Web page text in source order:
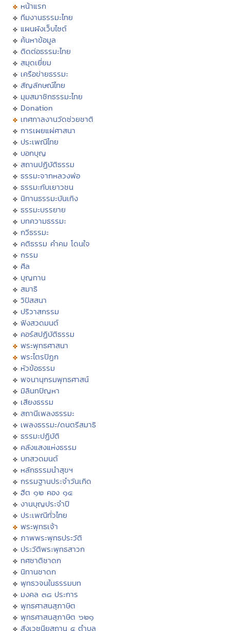
หน้าแรก
ทีมงานธรรมะไทย
แผนผังเว็บไซต์
ค้นหาข้อมูล
ติดต่อธรรมะไทย
สมุดเยี่ยม
เครือข่ายธรรมะ
สัญลักษณ์ไทย
มุมสมาชิกธรรมะไทย
Donation
เทศกาลงานวัดช่วยชาติ
การเผยแผ่ศาสนา
ประเพณีไทย
บอกบุญ
สถานปฏิบัติธรรม
ธรรมะจากหลวงพ่อ
ธรรมะกับเยาวชน
นิทานธรรมะบันเทิง
ธรรมะบรรยาย
บทความธรรมะ
กวีธรรมะ
คติธรรม คำคม โดนใจ
กรรม
ศีล
บุญทาน
สมาธิ
วิปัสสนา
ปริวาสกรรม
ฟังสวดมนต์
คอร์สปฏิบัติธรรม
พระพุทธศาสนา
พระไตรปิฏก
หัวข้อธรรม
พจนานุกรมพุทธศาสน์
มิลินทปัญหา
เสียงธรรม
สถานีเพลงธรรมะ
เพลงธรรมะ/ดนตรีสมาธิ
ธรรมะปฏิบัติ
คลังแสงแห่งธรรม
บทสวดมนต์
หลักธรรมนำสุขฯ
กรรมฐานประจำวันเกิด
ฮีต ๑๒ คอง ๑๔
งานบุญประจำปี
ประเพณีทั่วไทย
พระพุทธเจ้า
ภาพพระพุทธประวัติ
ประวัติพระพุทธสาวก
ทศชาติชาดก
นิทานชาดก
พุทธวจนในธรรมบท
มงคล ๓๘ ประการ
พุทธศาสนสุภาษิต
พุทธศาสนสุภาษิต ๖๒๑
สังเวชนียสถาน ๔ ตำบล